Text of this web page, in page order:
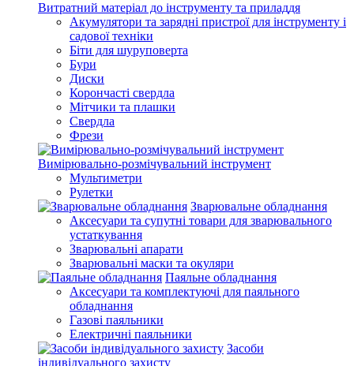
Витратний матеріал до інструменту та приладдя
Акумулятори та зарядні пристрої для інструменту і
садової техніки
Біти для шуруповерта
Бури
Диски
Корончасті свердла
Мітчики та плашки
Свердла
Фрези
Вимірювально-розмічувальний інструмент
Мультиметри
Рулетки
Зварювальне обладнання
Аксесуари та супутні товари для зварювального
устаткування
Зварювальні апарати
Зварювальні маски та окуляри
Паяльне обладнання
Аксесуари та комплектуючі для паяльного
обладнання
Газові паяльники
Електричні паяльники
Засоби
індивідуального захисту